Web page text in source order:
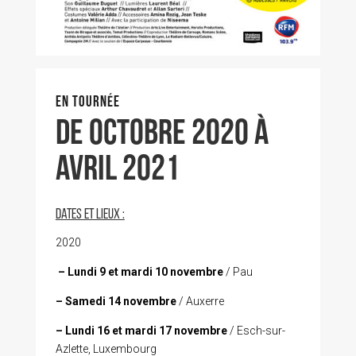
EN TOURNÉE
de OCTOBRE 2020 à
avril 2021
dates et LIEUx :
2020
– Lundi 9 et mardi 10 novembre/ Pau
– Samedi 14 novembre/ Auxerre
– Lundi 16 et mardi 17 novembre/ Esch-sur-
Azlette, Luxembourg